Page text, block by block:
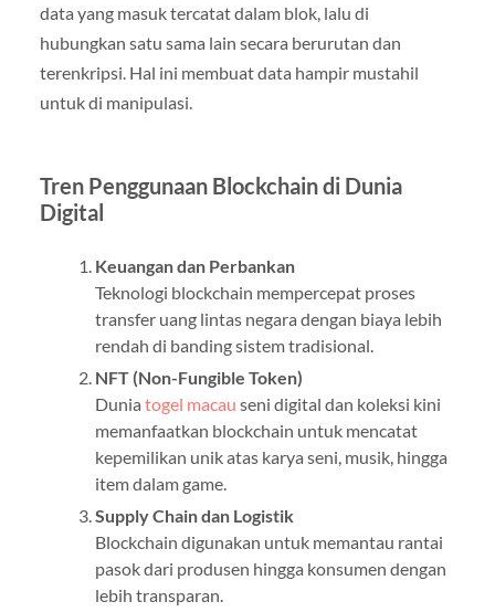
data yang masuk tercatat dalam blok, lalu di
hubungkan satu sama lain secara berurutan dan
terenkripsi. Hal ini membuat data hampir mustahil
untuk di manipulasi.
Tren Penggunaan Blockchain di Dunia
Digital
Keuangan dan Perbankan
Teknologi blockchain mempercepat proses
transfer uang lintas negara dengan biaya lebih
rendah di banding sistem tradisional.
NFT (Non-Fungible Token)
Dunia togel macau seni digital dan koleksi kini
memanfaatkan blockchain untuk mencatat
kepemilikan unik atas karya seni, musik, hingga
item dalam game.
Supply Chain dan Logistik
Blockchain digunakan untuk memantau rantai
pasok dari produsen hingga konsumen dengan
lebih transparan.